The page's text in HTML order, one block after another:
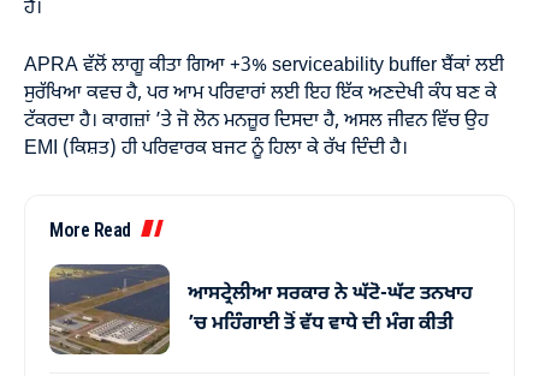
ਹੈ।
APRA ਵੱਲੋਂ ਲਾਗੂ ਕੀਤਾ ਗਿਆ +3% serviceability buffer ਬੈਂਕਾਂ ਲਈ
ਸੁਰੱਖਿਆ ਕਵਚ ਹੈ, ਪਰ ਆਮ ਪਰਿਵਾਰਾਂ ਲਈ ਇਹ ਇੱਕ ਅਣਦੇਖੀ ਕੰਧ ਬਣ ਕੇ
ਟੱਕਰਦਾ ਹੈ। ਕਾਗਜ਼ਾਂ ’ਤੇ ਜੋ ਲੋਨ ਮਨਜ਼ੂਰ ਦਿਸਦਾ ਹੈ, ਅਸਲ ਜੀਵਨ ਵਿੱਚ ਉਹ
EMI (ਕਿਸ਼ਤ) ਹੀ ਪਰਿਵਾਰਕ ਬਜਟ ਨੂੰ ਹਿਲਾ ਕੇ ਰੱਖ ਦਿੰਦੀ ਹੈ।
More Read
ਆਸਟ੍ਰੇਲੀਆ ਸਰਕਾਰ ਨੇ ਘੱਟੋ-ਘੱਟ ਤਨਖਾਹ
’ਚ ਮਹਿੰਗਾਈ ਤੋਂ ਵੱਧ ਵਾਧੇ ਦੀ ਮੰਗ ਕੀਤੀ